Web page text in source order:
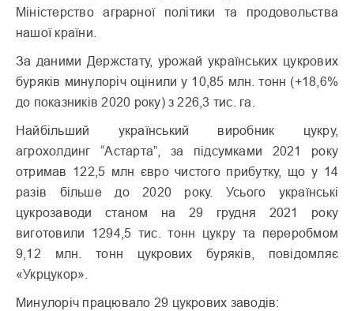
Міністерство аграрної політики та продовольства
нашої країни.
За даними Держстату, урожай українських цукрових
буряків минулоріч оцінили у 10,85 млн. тонн (+18,6%
до показників 2020 року) з 226,3 тис. га.
Найбільший український виробник цукру,
агрохолдинг “Астарта”, за підсумками 2021 року
отримав 122,5 млн євро чистого прибутку, що у 14
разів більше до 2020 року. Усього українські
цукрозаводи станом на 29 грудня 2021 року
виготовили 1294,5 тис. тонн цукру та переробмом
9,12 млн. тонн цукрових буряків, повідомляє
«Укрцукор».
Минулоріч працювало 29 цукрових заводів: